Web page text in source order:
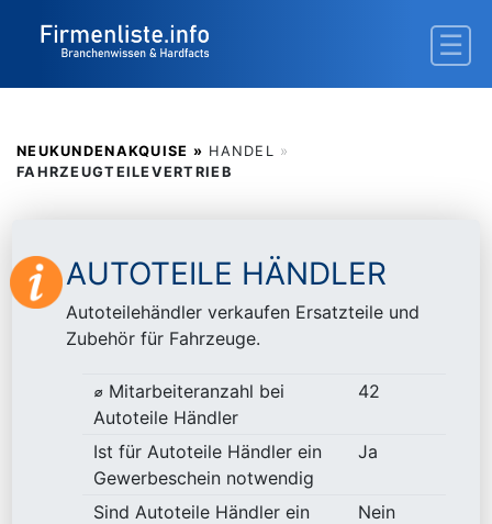
NEUKUNDENAKQUISE » HANDEL »
FAHRZEUGTEILEVERTRIEB
AUTOTEILE HÄNDLER
Autoteilehändler verkaufen Ersatzteile und
Zubehör für Fahrzeuge.
⌀ Mitarbeiteranzahl bei
Autoteile Händler
42
Ist für Autoteile Händler ein
Gewerbeschein notwendig
Ja
Sind Autoteile Händler ein
Nein